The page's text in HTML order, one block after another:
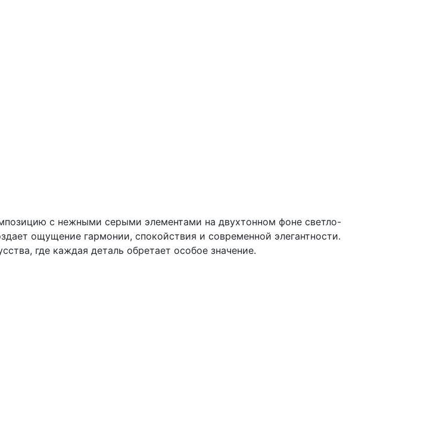
с нежными серыми элементами на двухтонном фоне светло-
ощущение гармонии, спокойствия и современной элегантности.
где каждая деталь обретает особое значение.